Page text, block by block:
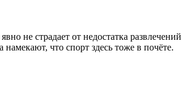
не страдает от недостатка
что спорт здесь тоже в почёте.